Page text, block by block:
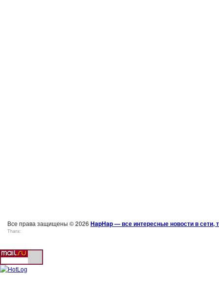
Все права защищены © 2026 HapHap — все интересные новости в сети,
Thanx: